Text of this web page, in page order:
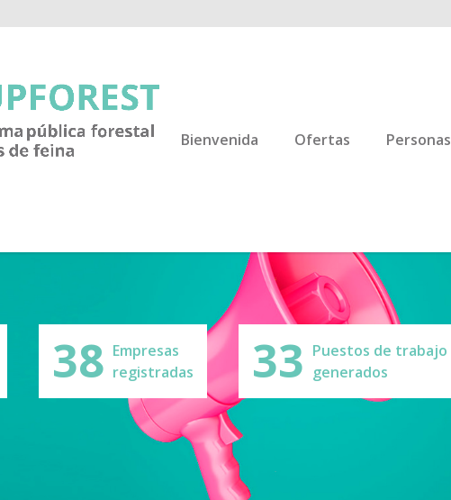
Bienvenida Ofertas Personas
38 Empresas
registradas
33 Puestos de trabajo
generados